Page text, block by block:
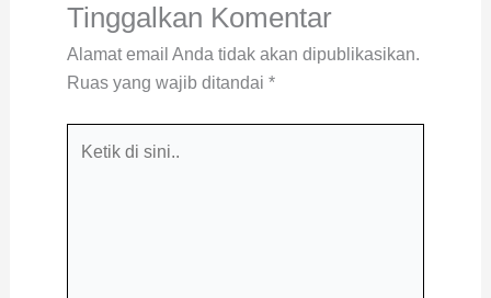
Tinggalkan Komentar
Alamat email Anda tidak akan dipublikasikan.
Ruas yang wajib ditandai *